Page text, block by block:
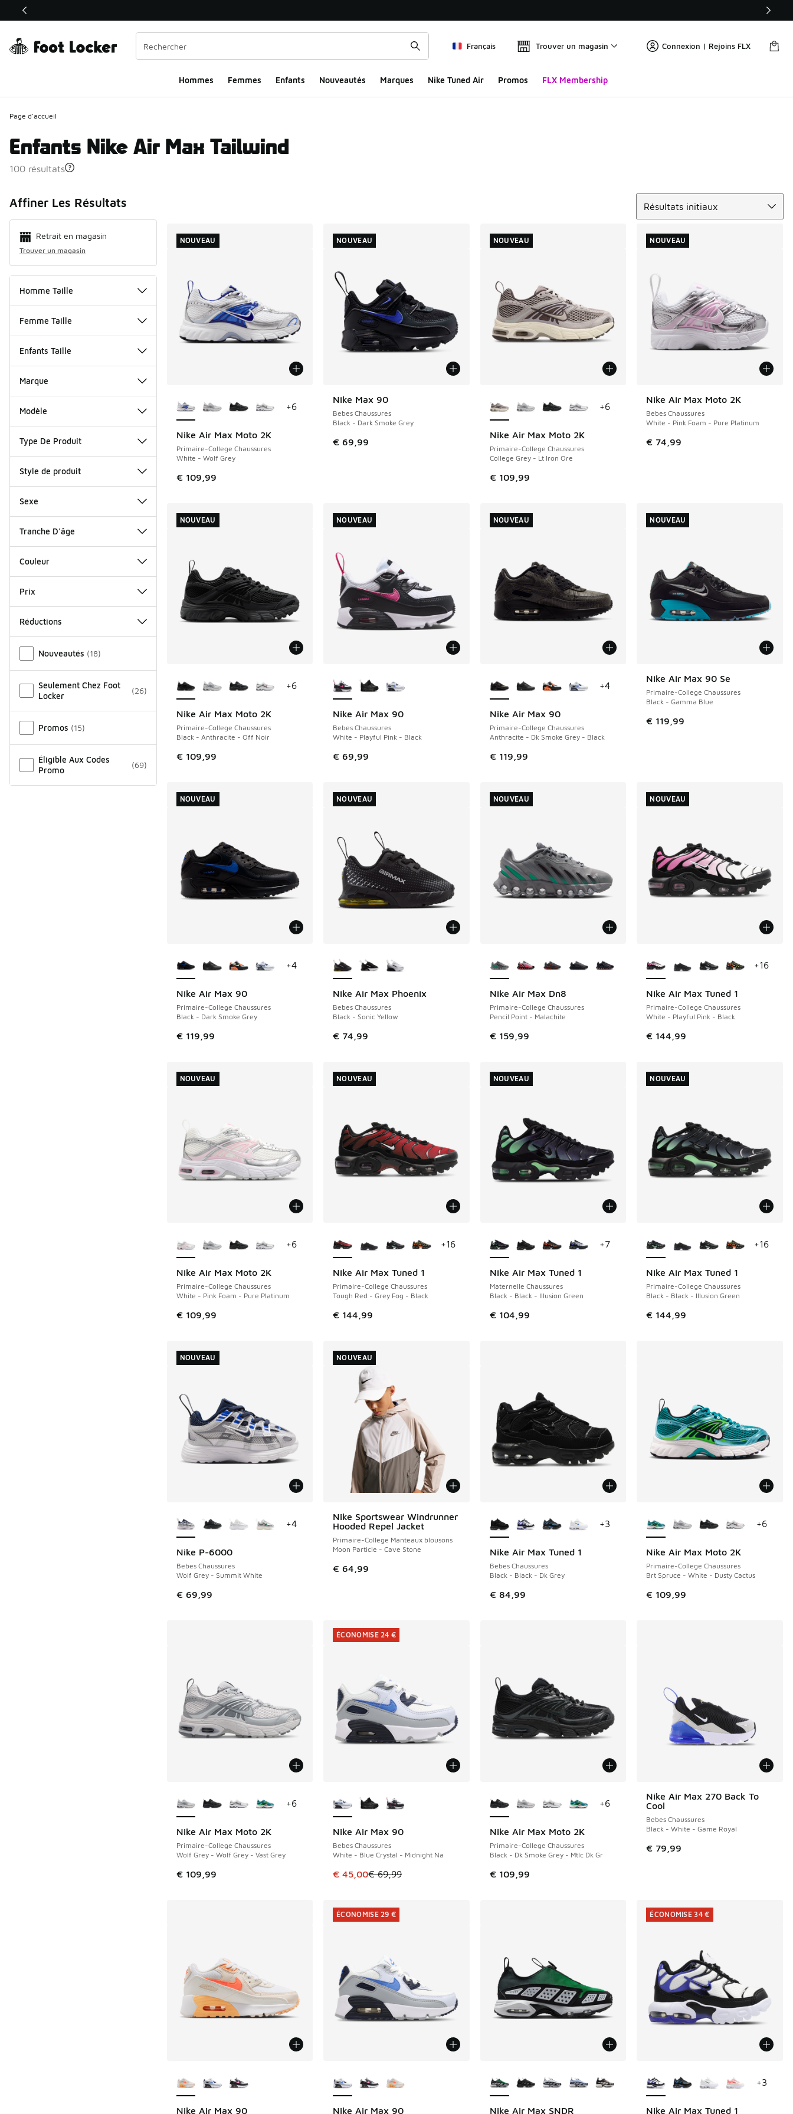
Ce lien ouvrira une nouvelle fenêtre
Français Trouver un magasin Connexion | Rejoins FLX
Hommes​ Femmes Enfants Nouveautés Marques Nike Tuned Air Promos FLX Membership
Page d'accueil
Enfants Nike Air Max Tailwind
100 résultats
Affiner Les Résultats
Retrait en magasin
Trouver un magasin
Homme Taille
Femme Taille
Enfants Taille
Marque
Modèle
Type De Produit
Style de produit
Sexe
Tranche D'âge
Couleur
Prix
Réductions
Nouveautés (18)
Seulement Chez Foot
Locker
(26)
Promos (15)
Éligible Aux Codes
Promo
(69)
Résultats initiaux
Nike Air Max Moto 2K
Primaire-College Chaussures
White - Wolf Grey
€ 109,99
NOUVEAU
+6
NOUVEAU
Nike Max 90
Bebes Chaussures
Black - Dark Smoke Grey
€ 69,99
NOUVEAU
NOUVEAU
Nike Air Max Moto 2K
Primaire-College Chaussures
College Grey - Lt Iron Ore
€ 109,99
NOUVEAU
+6
NOUVEAU
Nike Air Max Moto 2K
Bebes Chaussures
White - Pink Foam - Pure Platinum
€ 74,99
NOUVEAU
NOUVEAU
Nike Air Max Moto 2K
Primaire-College Chaussures
Black - Anthracite - Off Noir
€ 109,99
NOUVEAU
+6
NOUVEAU
Nike Air Max 90
Bebes Chaussures
White - Playful Pink - Black
€ 69,99
NOUVEAU
NOUVEAU
Nike Air Max 90
Primaire-College Chaussures
Anthracite - Dk Smoke Grey - Black
€ 119,99
NOUVEAU
+4
NOUVEAU
Nike Air Max 90 Se
Primaire-College Chaussures
Black - Gamma Blue
€ 119,99
NOUVEAU
NOUVEAU
Nike Air Max 90
Primaire-College Chaussures
Black - Dark Smoke Grey
€ 119,99
NOUVEAU
+4
NOUVEAU
Nike Air Max Phoenix
Bebes Chaussures
Black - Sonic Yellow
€ 74,99
NOUVEAU
NOUVEAU
Nike Air Max Dn8
Primaire-College Chaussures
Pencil Point - Malachite
€ 159,99
NOUVEAU
NOUVEAU
Nike Air Max Tuned 1
Primaire-College Chaussures
White - Playful Pink - Black
€ 144,99
NOUVEAU
+16
NOUVEAU
Nike Air Max Moto 2K
Primaire-College Chaussures
White - Pink Foam - Pure Platinum
€ 109,99
NOUVEAU
+6
NOUVEAU
Nike Air Max Tuned 1
Primaire-College Chaussures
Tough Red - Grey Fog - Black
€ 144,99
NOUVEAU
+16
NOUVEAU
Nike Air Max Tuned 1
Maternelle Chaussures
Black - Black - Illusion Green
€ 104,99
NOUVEAU
+7
NOUVEAU
Nike Air Max Tuned 1
Primaire-College Chaussures
Black - Black - Illusion Green
€ 144,99
NOUVEAU
+16
NOUVEAU
Nike P-6000
Bebes Chaussures
Wolf Grey - Summit White
€ 69,99
NOUVEAU
+4
NOUVEAU
Nike Sportswear Windrunner
Hooded Repel Jacket
Primaire-College Manteaux blousons
Moon Particle - Cave Stone
€ 64,99
NOUVEAU
NOUVEAU
Nike Air Max Tuned 1
Bebes Chaussures
Black - Black - Dk Grey
€ 84,99
+3
Nike Air Max Moto 2K
Primaire-College Chaussures
Brt Spruce - White - Dusty Cactus
€ 109,99
+6
Nike Air Max Moto 2K
Primaire-College Chaussures
Wolf Grey - Wolf Grey - Vast Grey
€ 109,99
+6
Nike Air Max 90
Bebes Chaussures
White - Blue Crystal - Midnight Na
Cet article est en promotion. Prix en baisse de € 69,99 à € 45,00
€ 45,00€ 69,99
ÉCONOMISE 24 €
ÉCONOMISE 24 €
Nike Air Max Moto 2K
Primaire-College Chaussures
Black - Dk Smoke Grey - Mtlc Dk Gr
€ 109,99
+6
Nike Air Max 270 Back To
Cool
Bebes Chaussures
Black - White - Game Royal
€ 79,99
Nike Air Max 90 Nike Air Max 90
ÉCONOMISE 29 €
Nike Air Max SNDR Nike Air Max Tuned 1
+3
ÉCONOMISE 34 €